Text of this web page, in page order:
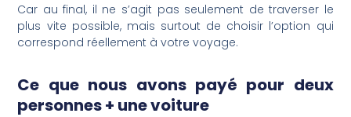
Car au final, il ne s’agit pas seulement de traverser le
plus vite possible, mais surtout de choisir l’option qui
correspond réellement à votre voyage.
Ce que nous avons payé pour deux
personnes + une voiture